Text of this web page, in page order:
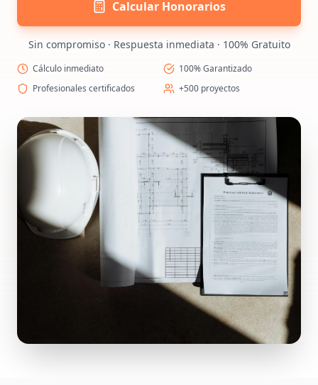
Calcular Honorarios
Sin compromiso · Respuesta inmediata · 100% Gratuito
Cálculo inmediato
100% Garantizado
Profesionales certificados
+500 proyectos